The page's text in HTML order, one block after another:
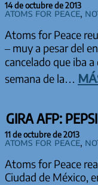
14 de octubre de 2013
Atoms for Peace,
Atoms for Peace
– muy a pesar del
cancelado que iba
semana de la…
GIRA AFP:
11 de octubre de 2013
Atoms for Peace,
Atoms for Peace
Ciudad de México,